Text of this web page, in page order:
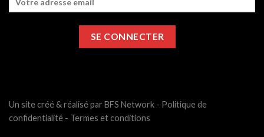
Un site créé & réalisé par BFS Network - Politique de
confidentialité - Termes et conditions